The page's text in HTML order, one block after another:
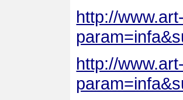
http://
http://